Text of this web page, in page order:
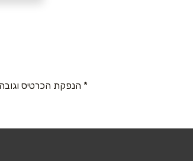
נושא*
אנא
* הנפקת הכרטיס